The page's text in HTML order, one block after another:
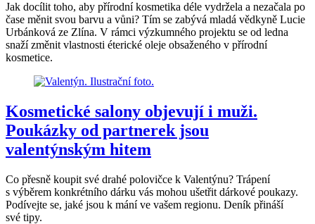
Jak docílit toho, aby přírodní kosmetika déle vydržela a nezačala po
čase měnit svou barvu a vůni? Tím se zabývá mladá vědkyně Lucie
Urbánková ze Zlína. V rámci výzkumného projektu se od ledna
snaží změnit vlastnosti éterické oleje obsaženého v přírodní
kosmetice.
Kosmetické salony objevují i muži.
Poukázky od partnerek jsou
valentýnským hitem
Co přesně koupit své drahé polovičce k Valentýnu? Trápení
s výběrem konkrétního dárku vás mohou ušetřit dárkové poukazy.
Podívejte se, jaké jsou k mání ve vašem regionu. Deník přináší
své tipy.